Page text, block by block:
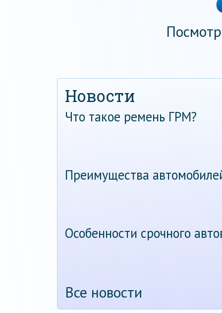
Новости
Что такое ремень ГРМ?
Преимущества
Особенности срочного
Все новости